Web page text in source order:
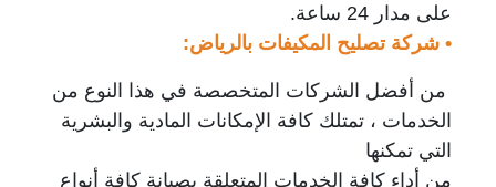
على مدار 24 ساعة.
• شركة تصليح المكيفات بالرياض:
من أفضل الشركات المتخصصة في هذا النوع من
الخدمات ، تمتلك كافة الإمكانات المادية والبشرية
التي تمكنها
من أداء كافة الخدمات المتعلقة بصيانة كافة أنواع